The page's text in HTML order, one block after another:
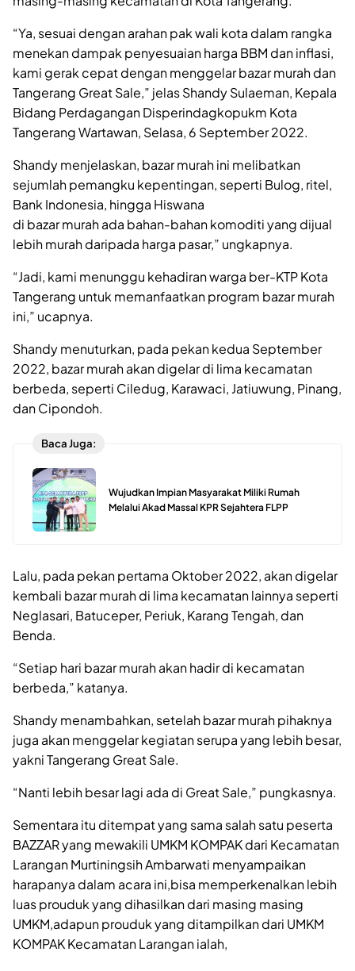
“Ya, sesuai dengan arahan pak wali kota dalam rangka
menekan dampak penyesuaian harga BBM dan inflasi,
kami gerak cepat dengan menggelar bazar murah dan
Tangerang Great Sale,” jelas Shandy Sulaeman, Kepala
Bidang Perdagangan Disperindagkopukm Kota
Tangerang Wartawan, Selasa, 6 September 2022.
Shandy menjelaskan, bazar murah ini melibatkan
sejumlah pemangku kepentingan, seperti Bulog, ritel,
Bank Indonesia, hingga Hiswana
di bazar murah ada bahan-bahan komoditi yang dijual
lebih murah daripada harga pasar,” ungkapnya.
“Jadi, kami menunggu kehadiran warga ber-KTP Kota
Tangerang untuk memanfaatkan program bazar murah
ini,” ucapnya.
Shandy menuturkan, pada pekan kedua September
2022, bazar murah akan digelar di lima kecamatan
berbeda, seperti Ciledug, Karawaci, Jatiuwung, Pinang,
dan Cipondoh.
Baca Juga:
Wujudkan Impian Masyarakat Miliki Rumah
Melalui Akad Massal KPR Sejahtera FLPP
Lalu, pada pekan pertama Oktober 2022, akan digelar
kembali bazar murah di lima kecamatan lainnya seperti
Neglasari, Batuceper, Periuk, Karang Tengah, dan
Benda.
“Setiap hari bazar murah akan hadir di kecamatan
berbeda,” katanya.
Shandy menambahkan, setelah bazar murah pihaknya
juga akan menggelar kegiatan serupa yang lebih besar,
yakni Tangerang Great Sale.
“Nanti lebih besar lagi ada di Great Sale,” pungkasnya.
Sementara itu ditempat yang sama salah satu peserta
BAZZAR yang mewakili UMKM KOMPAK dari Kecamatan
Larangan Murtiningsih Ambarwati menyampaikan
harapanya dalam acara ini,bisa memperkenalkan lebih
luas prouduk yang dihasilkan dari masing masing
UMKM,adapun prouduk yang ditampilkan dari UMKM
KOMPAK Kecamatan Larangan ialah,